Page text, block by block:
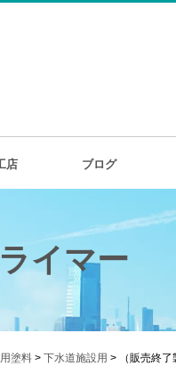
店 ブログ
イマー
塗料 > 下水道施設用 > （販売終了